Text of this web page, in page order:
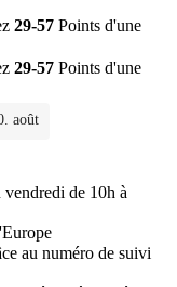
29-57 Points d'une
29-57 Points d'une
août
de 10h à
au numéro de suivi